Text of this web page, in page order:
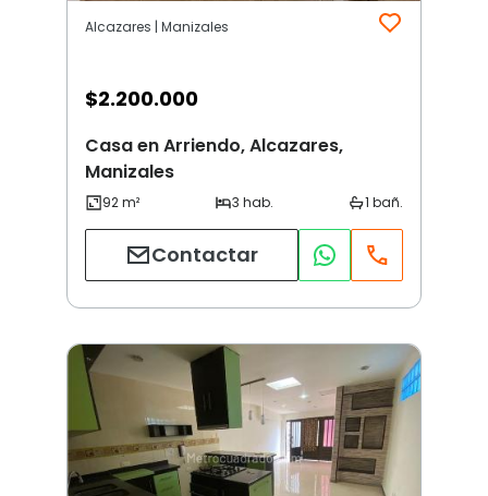
Alcazares | Manizales
$2.200.000
Casa en Arriendo, Alcazares,
Manizales
Contactar